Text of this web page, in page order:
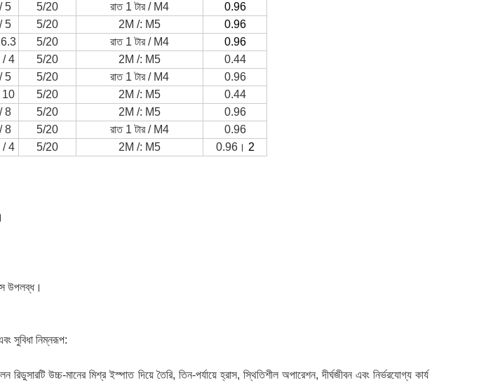
5 5/20 রাত 1 টার / M4
0.96
5 5/20 2M /: M5
0.96
5/20 রাত 1 টার / M4
0.96
/ 4 5/20 2M /: M5
0.44
5 5/20 রাত 1 টার / M4
0.96
10 5/20 2M /: M5
0.44
8 5/20 2M /: M5
0.96
8 5/20 রাত 1 টার / M4
0.96
/ 4 5/20 2M /: M5 0.96। 2
উপলব্ধ।
সুবিধা নিম্নরূপ:
উচ্চ-মানের মিশ্র ইস্পাত দিয়ে তৈরি, তিন-পর্যায়ে হ্রাস, স্থিতিশীল অপারেশন, দীর্ঘজীবন এবং নির্ভরযোগ্য কার্য